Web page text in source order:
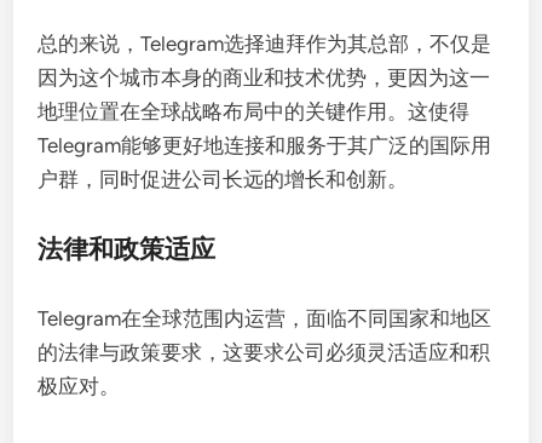
总的来说，Telegram选择迪拜作为其总部，不仅是
因为这个城市本身的商业和技术优势，更因为这一
地理位置在全球战略布局中的关键作用。这使得
Telegram能够更好地连接和服务于其广泛的国际用
户群，同时促进公司长远的增长和创新。
法律和政策适应
Telegram在全球范围内运营，面临不同国家和地区
的法律与政策要求，这要求公司必须灵活适应和积
极应对。